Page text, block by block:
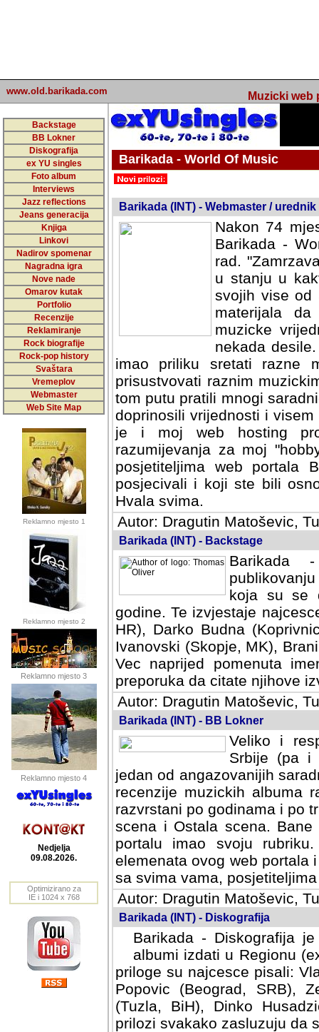
www.old.barikada.com Muzicki web
Backstage
BB Lokner
Diskografija
ex YU singles
Foto album
Interviews
Jazz reflections
Jeans generacija
Knjiga
Linkovi
Nadirov spomenar
Nagradna igra
Nove nade
Omarov kutak
Portfolio
Recenzije
Reklamiranje
Rock biografije
Rock-pop history
Svaštara
Vremeplov
Webmaster
Web Site Map
Reklamno mjesto 1
Reklamno mjesto 2
Reklamno mjesto 3
Reklamno mjesto 4
Nedjelja
09.08.2026.
Optimizirano za
IE i 1024 x 768
Barikada - World Of Music
Barikada (INT) - Webmaster / urednik
Nakon 74
Barikada -
rad.
u stanju u
svojih vise od
materijala
muzicke
nekada
imao priliku sretati razne
prisustvovati raznim
tom putu pratili mnogi
doprinosili vrijednosti i
je i moj web hosting
razumijevanja za moj
posjetiteljima web portala
posjecivali i koji ste bili
Hvala svima.
Autor: Dragutin Matoševic,
Barikada (INT) - Backstage
Barikada
koja su se
godine. Te izvjestaje
HR), Darko Budna
Ivanovski (Skopje, MK),
Vec naprijed pomenuta
preporuka da citate njihove
Autor: Dragutin Matoševic,
Barikada (INT) - BB Lokner
Veliko i
Srbije (pa i
jedan od angazovanijih
recenzije muzickih albuma
razvrstani po godinama i po
scena i Ostala scena.
portalu imao svoju
elemenata ovog web portala
sa svima vama,
Autor: Dragutin Matoševic,
Barikada (INT) - Diskografija
Barikada - Diskografija
albumi izdati u Regionu
priloge su najcesce pisali:
Popovic (Beograd, SRB),
(Tuzla, BiH), Dinko
prilozi svakako zasluzuju da